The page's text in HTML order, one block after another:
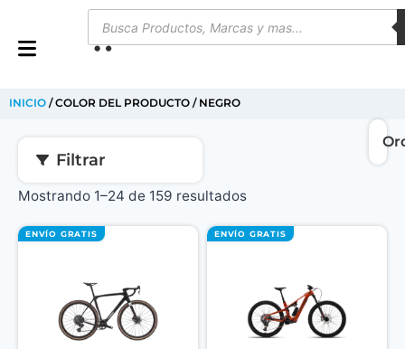
INICIO / COLOR DEL PRODUCTO / NEGRO
Filtrar
Mostrando 1–24 de 159 resultados
ENVÍO GRATIS ENVÍO GRATIS